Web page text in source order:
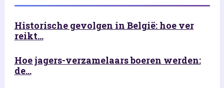
Historische gevolgen in België: hoe ver
reikt...
Hoe jagers-verzamelaars boeren werden:
de...